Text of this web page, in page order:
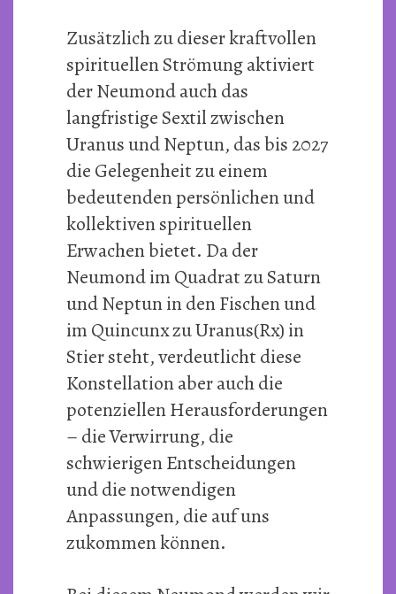
Zusätzlich zu dieser kraftvollen
spirituellen Strömung aktiviert
der Neumond auch das
langfristige Sextil zwischen
Uranus und Neptun, das bis 2027
die Gelegenheit zu einem
bedeutenden persönlichen und
kollektiven spirituellen
Erwachen bietet. Da der
Neumond im Quadrat zu Saturn
und Neptun in den Fischen und
im Quincunx zu Uranus(Rx) in
Stier steht, verdeutlicht diese
Konstellation aber auch die
potenziellen Herausforderungen
– die Verwirrung, die
schwierigen Entscheidungen
und die notwendigen
Anpassungen, die auf uns
zukommen können.